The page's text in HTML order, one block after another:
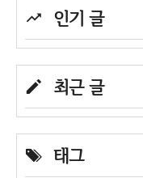
인기 글
최근 글
태그